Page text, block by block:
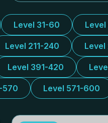
Level 31-60
Level 211-240 Level
Level 391-420
570 Level 571-600